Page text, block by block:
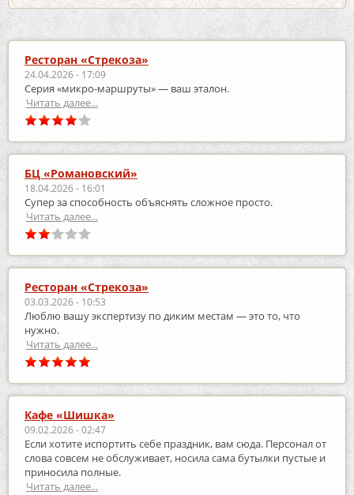
Ресторан «Стрекоза»
24.04.2026 - 17:09
Серия «микро‑маршруты» — ваш эталон.
Читать далее...
БЦ «Романовский»
18.04.2026 - 16:01
Супер за способность объяснять сложное просто.
Читать далее...
Ресторан «Стрекоза»
03.03.2026 - 10:53
Люблю вашу экспертизу по диким местам — это то, что
нужно.
Читать далее...
Кафе «Шишка»
09.02.2026 - 02:47
Если хотите испортить себе праздник, вам сюда. Персонал от
слова совсем не обслуживает, носила сама бутылки пустые и
приносила полные.
Читать далее...